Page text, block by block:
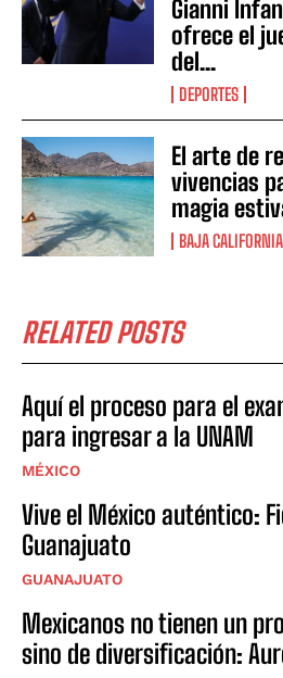
Gianni
ofrece el
del...
DEPORTES
El arte de
vivencias
magia
BAJA CALIFORNIA
RELATED POSTS
Aquí el proceso para el
para ingresar a la UNAM
MÉXICO
Vive el México auténtico:
Guanajuato
GUANAJUATO
Mexicanos no tienen un
sino de diversificación: